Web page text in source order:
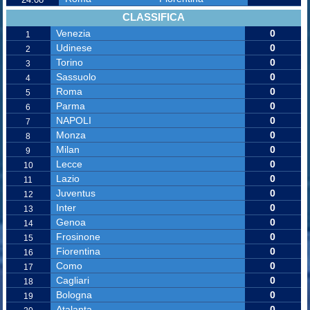
CLASSIFICA
1 Venezia 0
2 Udinese 0
3 Torino 0
4 Sassuolo 0
5 Roma 0
6 Parma 0
7 NAPOLI 0
8 Monza 0
9 Milan 0
10 Lecce 0
11 Lazio 0
12 Juventus 0
13 Inter 0
14 Genoa 0
15 Frosinone 0
16 Fiorentina 0
17 Como 0
18 Cagliari 0
19 Bologna 0